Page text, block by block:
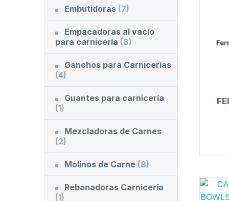
Embutidoras (7)
Empacadoras al vacío
para carnicería (8)
Ganchos para Carnicerías
(4)
Guantes para carnicería
(1)
Mezcladoras de Carnes
(2)
Molinos de Carne (8)
Rebanadoras Carnicería
(1)